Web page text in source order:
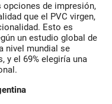
de impresión,
que el PVC virgen,
Esto es
un estudio global de
nivel mundial se
y el 69% elegiría una